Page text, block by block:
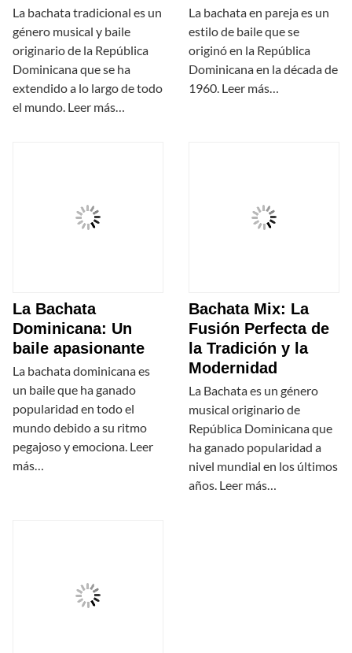
La bachata tradicional es un
género musical y baile
originario de la República
Dominicana que se ha
extendido a lo largo de todo
el mundo. Leer más…
La bachata en pareja es un
estilo de baile que se
originó en la República
Dominicana en la década de
1960. Leer más…
La Bachata
Dominicana: Un
baile apasionante
La bachata dominicana es
un baile que ha ganado
popularidad en todo el
mundo debido a su ritmo
pegajoso y emociona. Leer
más…
Bachata Mix: La
Fusión Perfecta de
la Tradición y la
Modernidad
La Bachata es un género
musical originario de
República Dominicana que
ha ganado popularidad a
nivel mundial en los últimos
años. Leer más…